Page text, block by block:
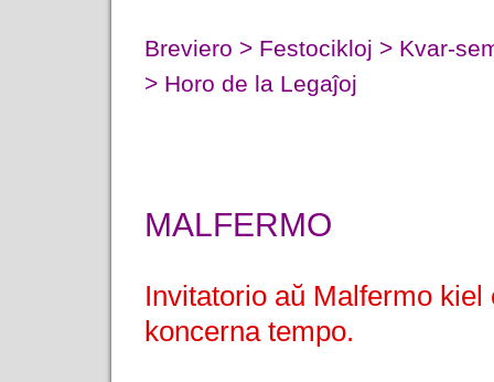
Breviero > Festocikloj > Kvar-
> Horo de la Legaĵoj
MALFERMO
Invitatorio aŭ Malfermo
koncerna tempo.